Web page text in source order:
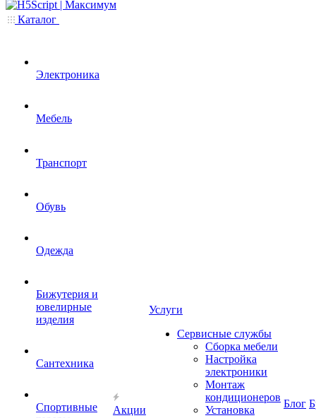
Каталог
Электроника
Мебель
Транспорт
Обувь
Одежда
Бижутерия и
ювелирные
изделия
Сантехника
Спортивные
Акции
Услуги
Сервисные службы
Сборка мебели
Настройка
электроники
Монтаж
кондиционеров
Установка
Блог